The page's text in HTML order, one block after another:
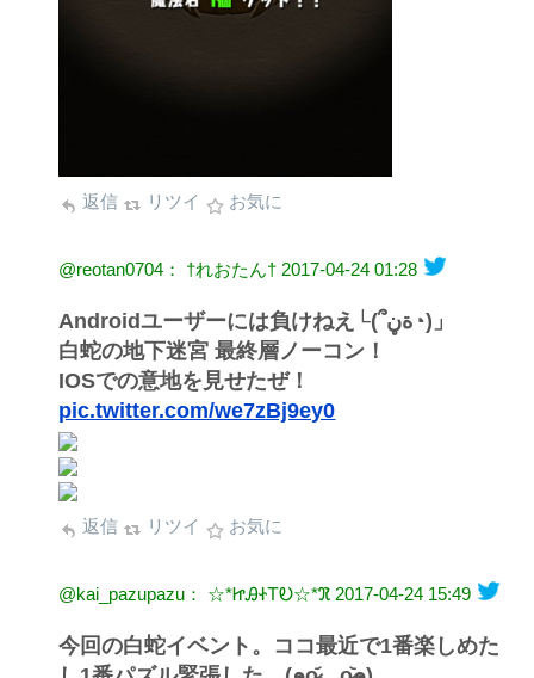
返信 リツイ お気に
@reotan0704： †れおたん† 2017-04-24 01:28
Androidユーザーには負けねえ└(՞ةڼ◔)」
白蛇の地下迷宮 最終層ノーコン！
IOSでの意地を見せたぜ！
pic.twitter.com/we7zBj9ey0
返信 リツイ お気に
@kai_pazupazu： ☆*ᏥᎯᏐᎢᎧ☆*ℜ 2017-04-24 15:49
今回の白蛇イベント。ココ最近で1番楽しめた